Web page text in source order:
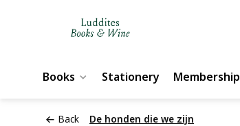
Books Stationery Membership
Back De honden die we zijn